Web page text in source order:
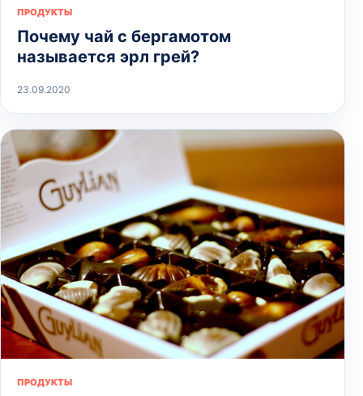
ПРОДУКТЫ
Почему чай с бергамотом
называется эрл грей?
23.09.2020
ПРОДУКТЫ